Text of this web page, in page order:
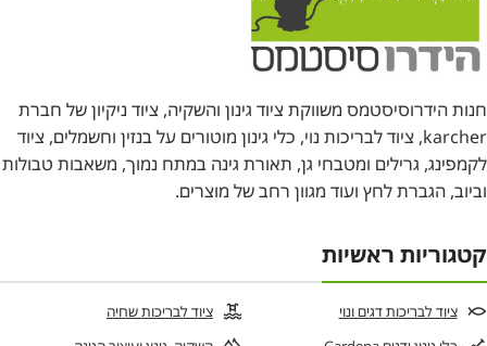
חנות הידרוסיסטמס משווקת ציוד גינון והשקיה, ציוד ניקיון של חברת
karcher, ציוד לבריכות נוי, כלי גינון מוטורים על בנזין וחשמלים, ציוד
לקמפינג, גרילים ומטבחי גן, תאורת גינה במתח נמוך, משאבות טבולות
וביוב, הגברת לחץ ועוד מגוון רחב של מוצרים.
קטגוריות ראשיות
ציוד לבריכות דגים ונוי
ציוד לבריכות שחיה